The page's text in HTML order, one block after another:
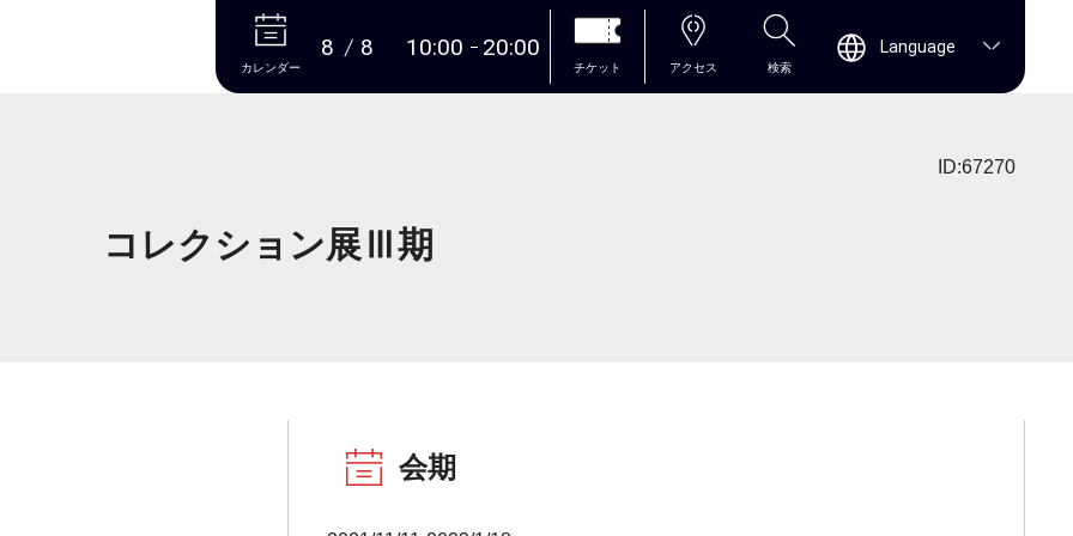
本文へ
カレンダー
8 8 10:00 20:00
チケット アクセス 検索
Language
ID:67270
コレクション展Ⅲ期
会期